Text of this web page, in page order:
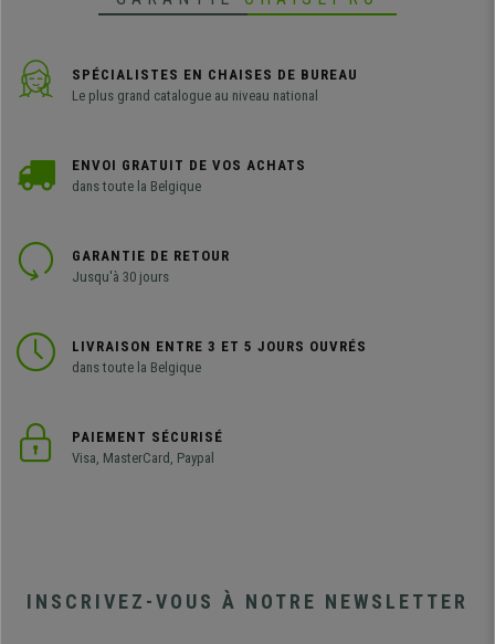
SPÉCIALISTES EN CHAISES DE BUREAU
Le plus grand catalogue au niveau national
ENVOI GRATUIT DE VOS ACHATS
dans toute la Belgique
GARANTIE DE RETOUR
Jusqu'à 30 jours
LIVRAISON ENTRE 3 ET 5 JOURS OUVRÉS
dans toute la Belgique
PAIEMENT SÉCURISÉ
Visa, MasterCard, Paypal
INSCRIVEZ-VOUS À NOTRE NEWSLETTER